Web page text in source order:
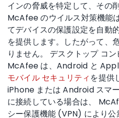
インの脅威を特定して、その
McAfee のウイルス対策機能
てデバイスの保護設定を自動
を提供します。したがって、
りません。 デスクトップ コン
McAfee は、Android と
モバイル セキュリティ を提供
iPhone または Android スマ
に接続している場合は、
シー保護機能 (VPN) により